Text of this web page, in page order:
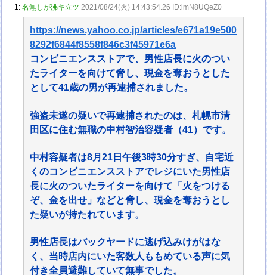
1:名無しが沸キ立ツ 2021/08/24(火) 14:43:54.26 ID:lmN8UQeZ0
https://news.yahoo.co.jp/articles/e671a19e500
8292f6844f8558f846c3f45971e6a
コンビニエンスストアで、男性店長に火のつい
たライターを向けて脅し、現金を奪おうとした
として41歳の男が再逮捕されました。
強盗未遂の疑いで再逮捕されたのは、札幌市清
田区に住む無職の中村智治容疑者（41）です。
中村容疑者は8月21日午後3時30分すぎ、自宅近
くのコンビニエンスストアでレジにいた男性店
長に火のついたライターを向けて「火をつける
ぞ、金を出せ」などと脅し、現金を奪おうとし
た疑いが持たれています。
男性店長はバックヤードに逃げ込みけがはな
く、当時店内にいた客数人ももめている声に気
付き全員避難していて無事でした。